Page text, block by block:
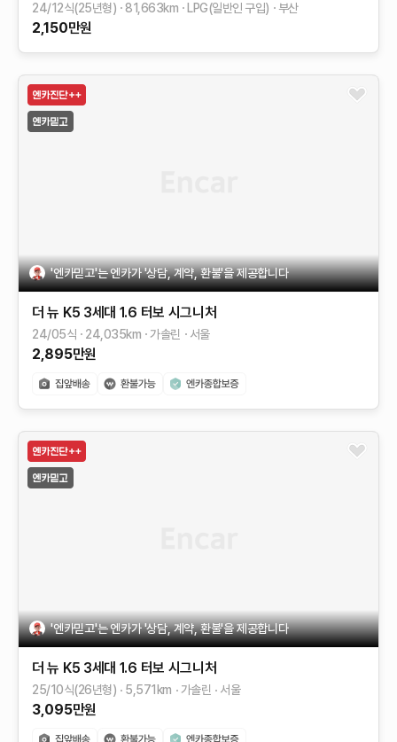
24/12식(25년형) 81,663km LPG(일반인 구입) 부산
2,150만원
'엔카믿고'는 엔카가 '상담, 계약, 환불'을 제공합니다
더 뉴 K5 3세대 1.6 터보 시그니처
24/05식 24,035km 가솔린 서울
2,895만원
'엔카믿고'는 엔카가 '상담, 계약, 환불'을 제공합니다
더 뉴 K5 3세대 1.6 터보 시그니처
25/10식(26년형) 5,571 km 가솔린 서울
3,095만원